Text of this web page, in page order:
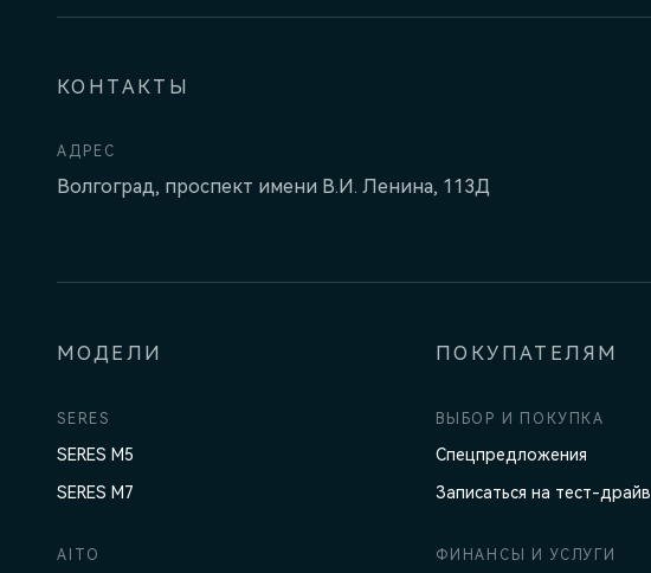
КОНТАКТЫ
АДРЕС
Волгоград, проспект имени В.И. Ленина, 113Д
МОДЕЛИ
SERES
SERES M5
SERES M7
AITO
ПОКУПАТЕЛЯМ
ВЫБОР И ПОКУПКА
Спецпредложения
Записаться на тест-драйв
ФИНАНСЫ И УСЛУГИ